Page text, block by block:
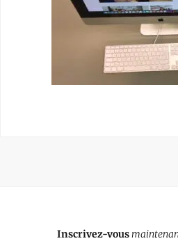
Inscrivez-vous